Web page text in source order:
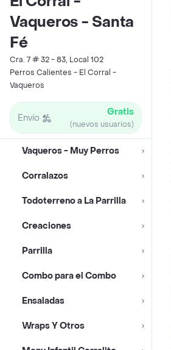
Vaqueros - Santa
Fé
Cra. 7 # 32 - 83, Local 102
Perros Calientes - El Corral -
Vaqueros
Envío Gratis
(nuevos usuarios)
Vaqueros - Muy Perros
Corralazos
Todoterreno a La Parrilla
Creaciones
Parrilla
Combo para el Combo
Ensaladas
Wraps Y Otros